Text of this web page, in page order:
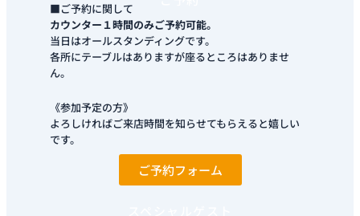
■ご予約に関して
カウンター１時間のみご予約可能。
当日はオールスタンディングです。
各所にテーブルはありますが座るところはありませ
ん。
《参加予定の方》
よろしければご来店時間を知らせてもらえると嬉しい
です。
ご予約フォーム